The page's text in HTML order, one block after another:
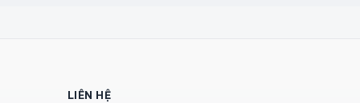
LIÊN HỆ